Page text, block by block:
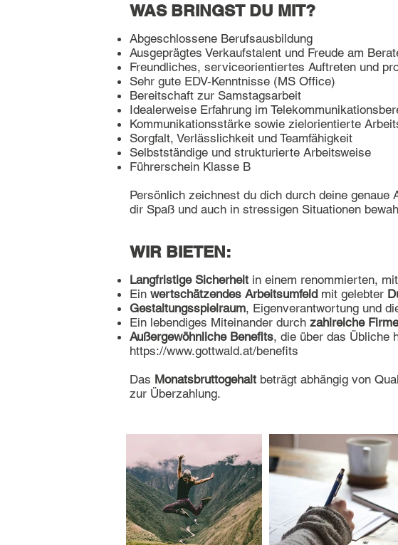
WAS BRINGST DU MIT?
Abgeschlossene Berufsausbildung
Ausgeprägtes Verkaufstalent und Freude am
Freundliches, serviceorientiertes Auftreten und
Sehr gute EDV-Kenntnisse (MS Office)
Bereitschaft zur Samstagsarbeit
Idealerweise Erfahrung im
Kommunikationsstärke sowie zielorientierte
Sorgfalt, Verlässlichkeit und Teamfähigkeit
Selbstständige und strukturierte Arbeitsweise
Führerschein Klasse B
Persönlich zeichnest du dich durch deine
dir Spaß und auch in stressigen Situationen
WIR BIETEN:
Langfristige Sicherheit in einem renommierten,
Ein wertschätzendes Arbeitsumfeld mit gelebter
Gestaltungsspielraum, Eigenverantwortung und
Ein lebendiges Miteinander durch zahlreiche
Außergewöhnliche Benefits, die über das Übliche
https://www.gottwald.at/benefits
Das Monatsbruttogehalt beträgt abhängig von
zur Überzahlung.